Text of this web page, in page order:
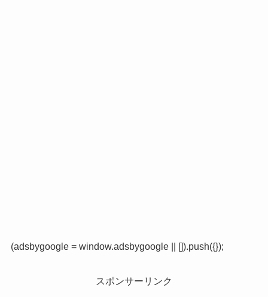
(adsbygoogle = window.adsbygoogle || []).push({});
スポンサーリンク